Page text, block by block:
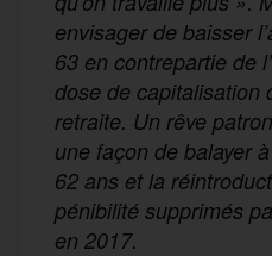
envisager de baisser
63 en contrepartie de
dose de capitalisation
retraite. Un rêve
une façon de balayer
62 ans et la
pénibilité supprimés
en 2017.